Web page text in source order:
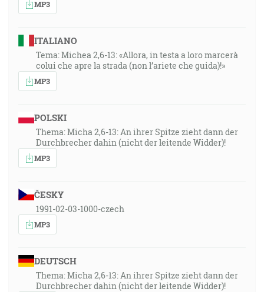
MP3
ITALIANO
Tema: Michea 2,6-13: «Allora, in testa a loro marcerà
colui che apre la strada (non l’ariete che guida)!»
MP3
POLSKI
Thema: Micha 2,6-13: An ihrer Spitze zieht dann der
Durchbrecher dahin (nicht der leitende Widder)!
MP3
ČESKY
1991-02-03-1000-czech
MP3
DEUTSCH
Thema: Micha 2,6-13: An ihrer Spitze zieht dann der
Durchbrecher dahin (nicht der leitende Widder)!